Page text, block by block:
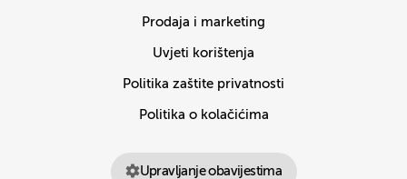
Prodaja i marketing
Uvjeti korištenja
Politika zaštite privatnosti
Politika o kolačićima
Upravljanje obavijestima